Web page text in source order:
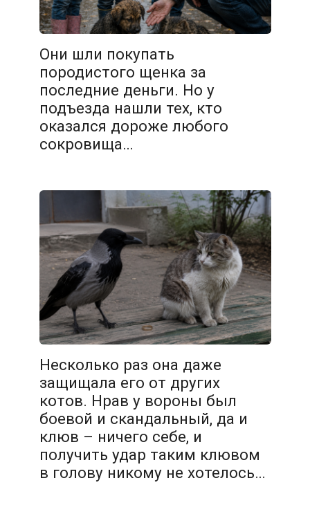
Они шли покупать
породистого щенка за
последние деньги. Но у
подъезда нашли тех, кто
оказался дороже любого
сокровища…
Несколько раз она даже
защищала его от других
котов. Нрав у вороны был
боевой и скандальный, да и
клюв – ничего себе, и
получить удар таким клювом
в голову никому не хотелось…